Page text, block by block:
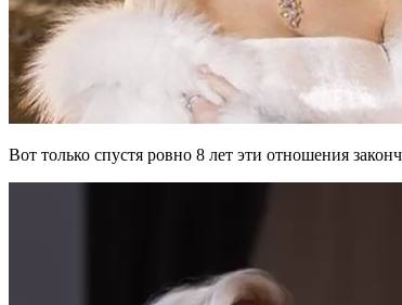
Вот только спустя ровно 8 лет эти отношения